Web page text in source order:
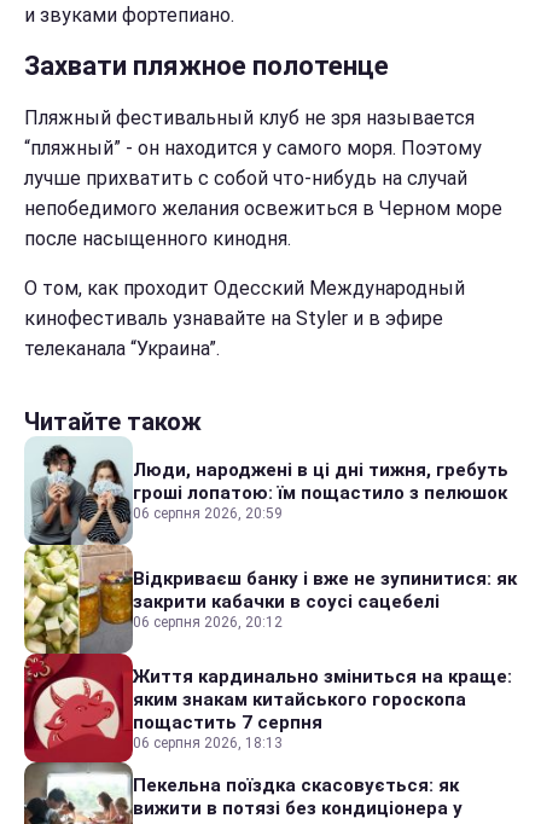
и звуками фортепиано.
Захвати пляжное полотенце
Пляжный фестивальный клуб не зря называется
“пляжный” - он находится у самого моря. Поэтому
лучше прихватить с собой что-нибудь на случай
непобедимого желания освежиться в Черном море
после насыщенного кинодня.
О том, как проходит Одесский Международный
кинофестиваль узнавайте на Styler и в эфире
телеканала “Украина”.
Читайте також
Люди, народжені в ці дні тижня, гребуть
гроші лопатою: їм пощастило з пелюшок
06 серпня 2026, 20:59
Відкриваєш банку і вже не зупинитися: як
закрити кабачки в соусі сацебелі
06 серпня 2026, 20:12
Життя кардинально зміниться на краще:
яким знакам китайського гороскопа
пощастить 7 серпня
06 серпня 2026, 18:13
Пекельна поїздка скасовується: як
вижити в потязі без кондиціонера у